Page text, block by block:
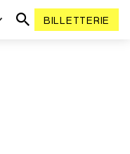
BILLETTERIE